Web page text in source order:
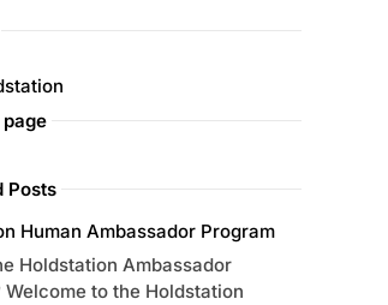
Posts
Human Ambassador Program
Holdstation Ambassador
Welcome to the Holdstation